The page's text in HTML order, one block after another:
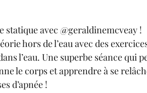
statique avec @geraldinemcveay !
hors de l’eau avec des
l’eau. Une superbe séance qui
le corps et apprendre à se
d’apnée !